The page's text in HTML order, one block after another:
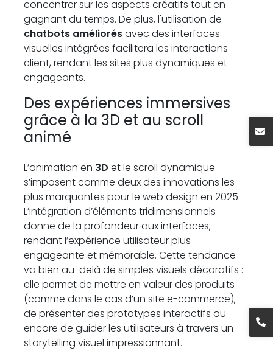
concentrer sur les aspects créatifs tout en
gagnant du temps. De plus, l'utilisation de
chatbots améliorésavec des interfaces
visuelles intégrées facilitera les interactions
client, rendant les sites plus dynamiques et
engageants.
Des expériences immersives
grâce à la 3D et au scroll
animé
L’animation en 3D et le scroll dynamique
s’imposent comme deux des innovations les
plus marquantes pour le web design en 2025.
L’intégration d’éléments tridimensionnels
donne de la profondeur aux interfaces,
rendant l’expérience utilisateur plus
engageante et mémorable. Cette tendance
va bien au-delà de simples visuels décoratifs :
elle permet de mettre en valeur des produits
(comme dans le cas d’un site e-commerce),
de présenter des prototypes interactifs ou
encore de guider les utilisateurs à travers un
storytelling visuel impressionnant.